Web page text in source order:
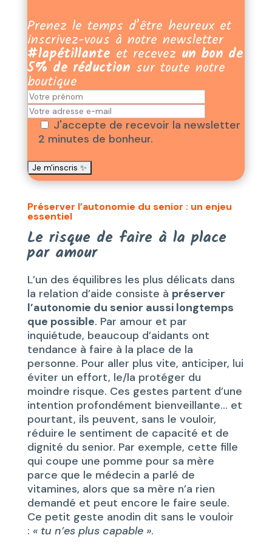
Prenez le temps d’être heureux et
inscrivez-vous à notre newsletter
#lapétillante et recevez un bon de
5% de réduction sur toute notre
boutique
J'accepte de recevoir la newsletter
2 minutes de bonheur.
Préserver l’autonomie du senior : un enjeu
essentiel
Le risque de faire à la place
par amour
L’un des équilibres les plus délicats dans
la relation d’aide consiste à préserver
l’autonomie du senior aussi longtemps
que possible. Par amour et par
inquiétude, beaucoup d’aidants ont
tendance à faire à la place de la
personne. Pour aller plus vite, anticiper, lui
éviter un effort, le/la protéger du
moindre risque. Ces gestes partent d’une
intention profondément bienveillante… et
pourtant, ils peuvent, sans le vouloir,
réduire le sentiment de capacité et de
dignité du senior. Par exemple, cette fille
qui coupe une pomme pour sa mère
parce que le médecin a parlé de
vitamines, alors que sa mère n’a rien
demandé et peut encore le faire seule.
Ce petit geste anodin dit sans le vouloir
: « tu n’es plus capable ».